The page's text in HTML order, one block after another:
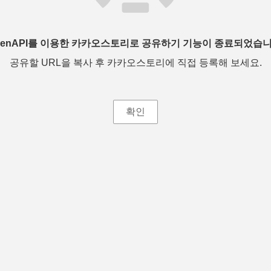
를 이용한 카카오스토리로 공유하기 기능이 종료되었습
공유할 URL을 복사 후 카카오스토리에 직접 등록해 보세요.
확인